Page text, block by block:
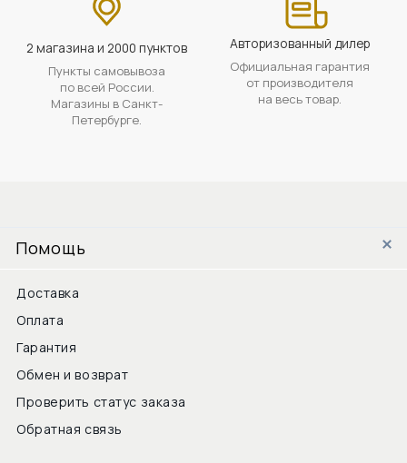
2 магазина и 2000 пунктов
Пункты самовывоза
по всей России.
Магазины в Санкт-
Петербурге.
Авторизованный дилер
Официальная гарантия
от производителя
на весь товар.
Помощь
Доставка
Оплата
Гарантия
Обмен и возврат
Проверить статус заказа
Обратная связь